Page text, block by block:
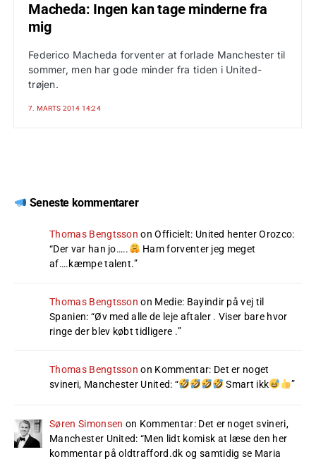
Macheda: Ingen kan tage minderne fra
mig
Federico Macheda forventer at forlade Manchester til
sommer, men har gode minder fra tiden i United-
trøjen.
7. MARTS 2014 14:24
Seneste kommentarer
Thomas Bengtsson onOfficielt: United henter Orozco:
“Der var han jo…..
Ham forventer jeg meget
af….kæmpe talent.”
Thomas Bengtsson on Medie: Bayindir på vej til
Spanien: “Øv med alle de leje aftaler . Viser bare hvor
ringe der blev købt tidligere .”
Thomas Bengtsson on Kommentar: Det er noget
svineri, Manchester United: “ Smart ikk ”
Søren Simonsen on Kommentar: Det er noget svineri,
Manchester United: “Men lidt komisk at læse den her
kommentar på oldtrafford.dk og samtidig se Maria